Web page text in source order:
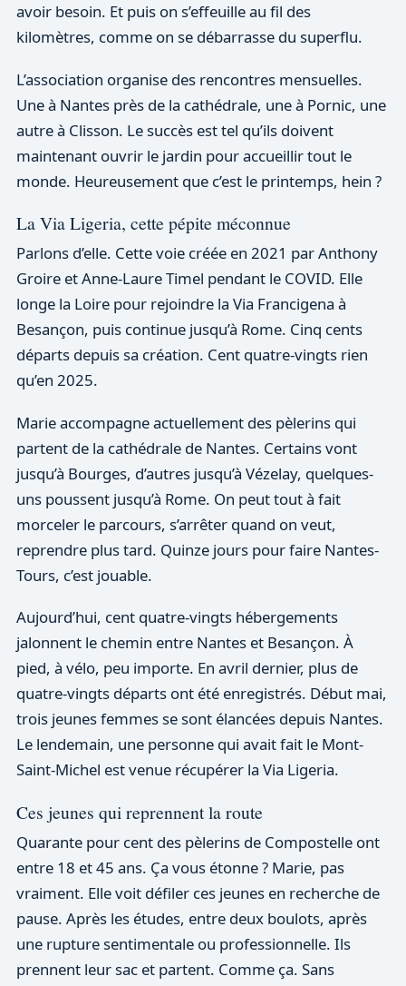
avoir besoin. Et puis on s’effeuille au fil des
kilomètres, comme on se débarrasse du superflu.
L’association organise des rencontres mensuelles.
Une à Nantes près de la cathédrale, une à Pornic, une
autre à Clisson. Le succès est tel qu’ils doivent
maintenant ouvrir le jardin pour accueillir tout le
monde. Heureusement que c’est le printemps, hein ?
La Via Ligeria, cette pépite méconnue
Parlons d’elle. Cette voie créée en 2021 par Anthony
Groire et Anne-Laure Timel pendant le COVID. Elle
longe la Loire pour rejoindre la Via Francigena à
Besançon, puis continue jusqu’à Rome. Cinq cents
départs depuis sa création. Cent quatre-vingts rien
qu’en 2025.
Marie accompagne actuellement des pèlerins qui
partent de la cathédrale de Nantes. Certains vont
jusqu’à Bourges, d’autres jusqu’à Vézelay, quelques-
uns poussent jusqu’à Rome. On peut tout à fait
morceler le parcours, s’arrêter quand on veut,
reprendre plus tard. Quinze jours pour faire Nantes-
Tours, c’est jouable.
Aujourd’hui, cent quatre-vingts hébergements
jalonnent le chemin entre Nantes et Besançon. À
pied, à vélo, peu importe. En avril dernier, plus de
quatre-vingts départs ont été enregistrés. Début mai,
trois jeunes femmes se sont élancées depuis Nantes.
Le lendemain, une personne qui avait fait le Mont-
Saint-Michel est venue récupérer la Via Ligeria.
Ces jeunes qui reprennent la route
Quarante pour cent des pèlerins de Compostelle ont
entre 18 et 45 ans. Ça vous étonne ? Marie, pas
vraiment. Elle voit défiler ces jeunes en recherche de
pause. Après les études, entre deux boulots, après
une rupture sentimentale ou professionnelle. Ils
prennent leur sac et partent. Comme ça. Sans